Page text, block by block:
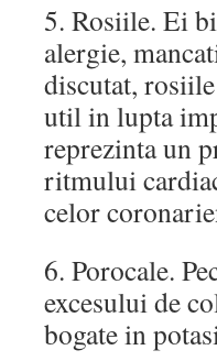
5. Rosiile. Ei
alergie,
discutat,
util in lupta
reprezinta un
ritmului
celor
6. Porocale.
excesului de
bogate in